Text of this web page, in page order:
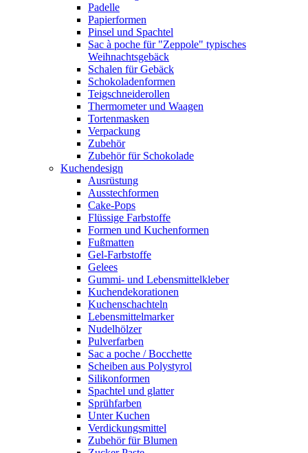
Padelle
Papierformen
Pinsel und Spachtel
Sac à poche für "Zeppole" typisches
Weihnachtsgebäck
Schalen für Gebäck
Schokoladenformen
Teigschneiderollen
Thermometer und Waagen
Tortenmasken
Verpackung
Zubehör
Zubehör für Schokolade
Kuchendesign
Ausrüstung
Ausstechformen
Cake-Pops
Flüssige Farbstoffe
Formen und Kuchenformen
Fußmatten
Gel-Farbstoffe
Gelees
Gummi- und Lebensmittelkleber
Kuchendekorationen
Kuchenschachteln
Lebensmittelmarker
Nudelhölzer
Pulverfarben
Sac a poche / Bocchette
Scheiben aus Polystyrol
Silikonformen
Spachtel und glatter
Sprühfarben
Unter Kuchen
Verdickungsmittel
Zubehör für Blumen